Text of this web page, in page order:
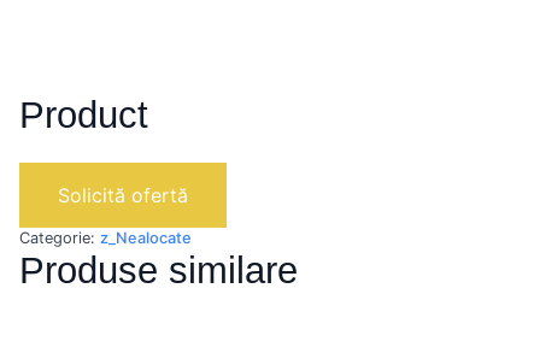
Product
Solicită ofertă
Categorie: z_Nealocate
Produse similare